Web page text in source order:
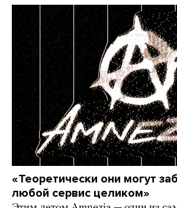
«Теоретически они могут
любой сервис целиком»